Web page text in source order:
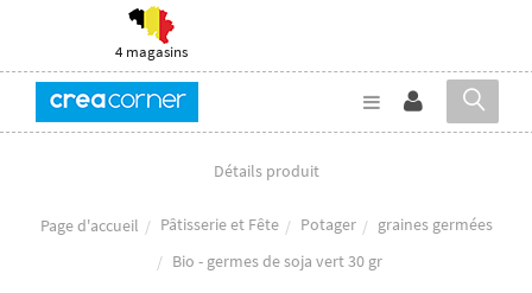
4 magasins
Détails produit
Page d'accueil Pâtisserie et Fête Potager
graines germées
Bio - germes de soja vert 30 gr